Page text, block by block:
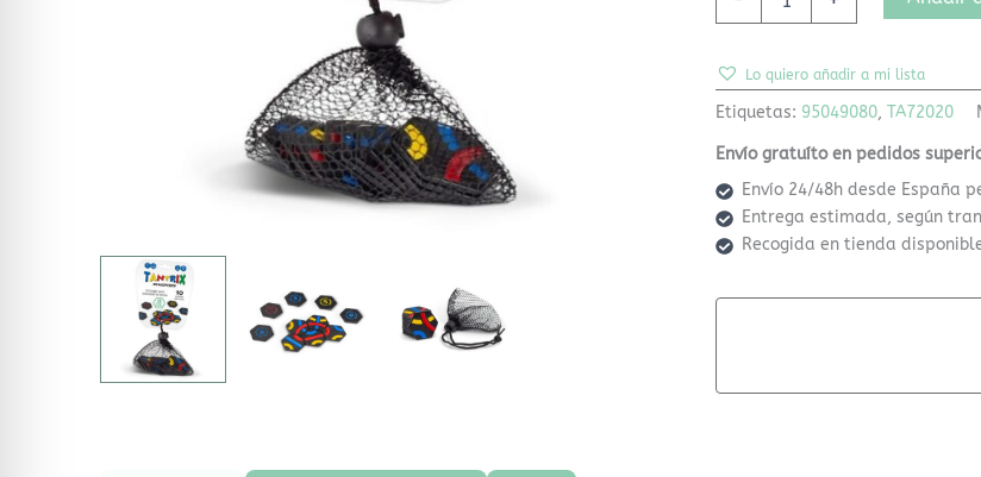
Lo quiero añadir a mi lista
Etiquetas: 95049080,TA72020
Envío gratuíto en pedidos
Envío 24/48h desde España
Entrega estimada, según
Recogida en tienda